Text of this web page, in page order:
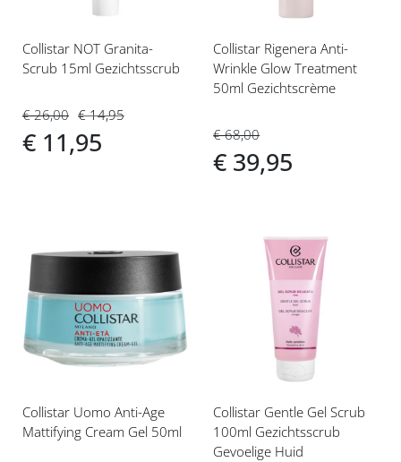
Collistar NOT Granita-
Scrub 15ml Gezichtsscrub
€ 26,00
€ 11,95
€ 14,95
Collistar Rigenera Anti-
Wrinkle Glow Treatment
50ml Gezichtscrème
€ 68,00
€ 39,95
toe
aan
verlanglijst
Collistar Uomo Anti-Age
Mattifying Cream Gel 50ml
Voeg
verlanglijst
Collistar Gentle Gel Scrub
100ml Gezichtsscrub
Gevoelige Huid